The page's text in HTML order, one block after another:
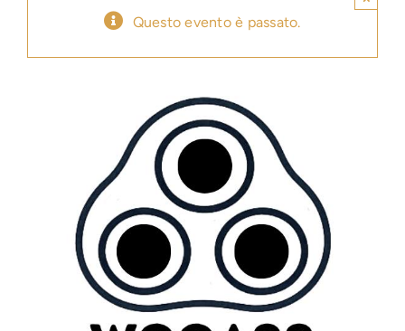
Questo evento è passato.